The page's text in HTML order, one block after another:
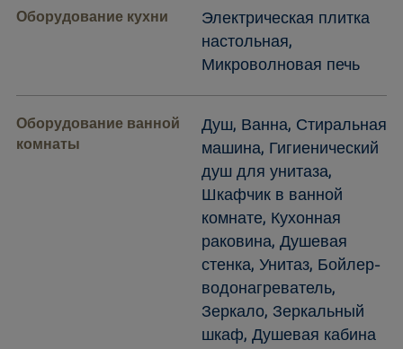
Оборудование кухни
Электрическая плитка
настольная,
Микроволновая печь
Оборудование ванной
комнаты
Душ, Ванна, Стиральная
машина, Гигиенический
душ для унитаза,
Шкафчик в ванной
комнате, Кухонная
раковина, Душевая
стенка, Унитаз, Бойлер-
водонагреватель,
Зеркало, Зеркальный
шкаф, Душевая кабина